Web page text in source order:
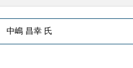
中嶋 昌幸 氏